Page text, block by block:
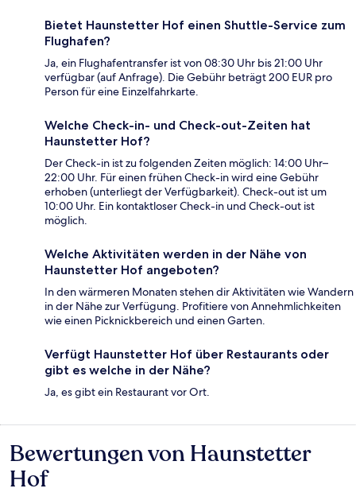
Bietet Haunstetter Hof einen Shuttle-Service zum
Flughafen?
Ja, ein Flughafentransfer ist von 08:30 Uhr bis 21:00 Uhr
verfügbar (auf Anfrage). Die Gebühr beträgt 200 EUR pro
Person für eine Einzelfahrkarte.
Welche Check-in- und Check-out-Zeiten hat
Haunstetter Hof?
Der Check-in ist zu folgenden Zeiten möglich: 14:00 Uhr–
22:00 Uhr. Für einen frühen Check-in wird eine Gebühr
erhoben (unterliegt der Verfügbarkeit). Check-out ist um
10:00 Uhr. Ein kontaktloser Check-in und Check-out ist
möglich.
Welche Aktivitäten werden in der Nähe von
Haunstetter Hof angeboten?
In den wärmeren Monaten stehen dir Aktivitäten wie Wandern
in der Nähe zur Verfügung. Profitiere von Annehmlichkeiten
wie einen Picknickbereich und einen Garten.
Verfügt Haunstetter Hof über Restaurants oder
gibt es welche in der Nähe?
Ja, es gibt ein Restaurant vor Ort.
Bewertungen
Bewertungen von Haunstetter
Hof